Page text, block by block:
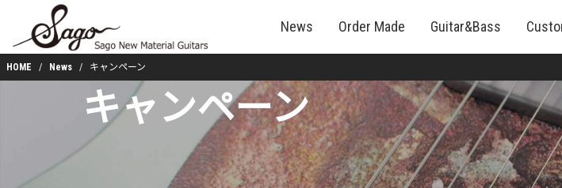
News Order Made Guitar&Bass
HOME News キャンペーン
キャンペーン